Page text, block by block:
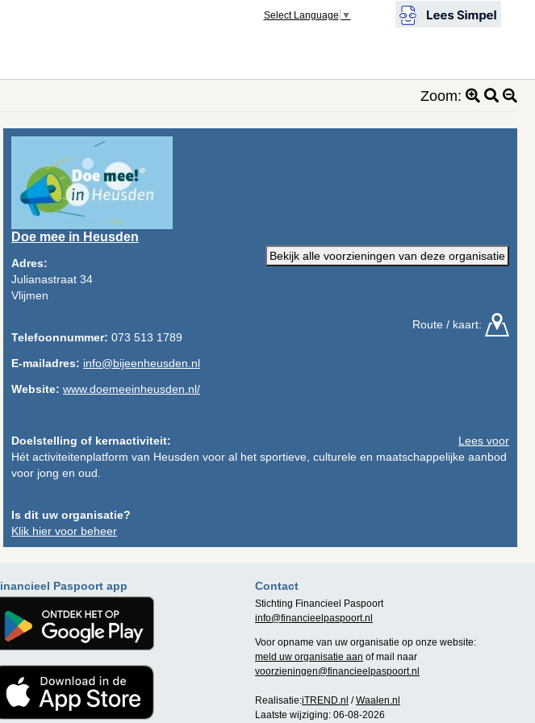
Select Language ▼
Zoom:
Doe mee in Heusden
Bekijk alle voorzieningen van deze organisatie
Adres:
Julianastraat 34
Vlijmen
Route / kaart:
Telefoonnummer: 073 513 1789
E-mailadres: info@bijeenheusden.nl
Website: www.doemeeinheusden.nl/
Lees voor
Doelstelling of kernactiviteit:
Hét activiteitenplatform van Heusden voor al het sportieve, culturele en maatschappelijke aanbod
voor jong en oud.
Is dit uw organisatie?
Klik hier voor beheer
Paspoort app Contact
Stichting Financieel Paspoort
info@financieelpaspoort.nl
Voor opname van uw organisatie op onze website:
meld uw organisatie aan of mail naar
voorzieningen@financieelpaspoort.nl
Realisatie:iTREND.nl /Waalen.nl
Laatste wijziging: 06-08-2026